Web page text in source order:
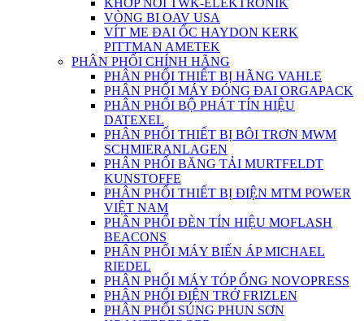
KHỚP NỐI TWK-ELEKTRONIK
VÒNG BI OAV USA
VÍT ME ĐAI ỐC HAYDON KERK
PITTMAN AMETEK
PHÂN PHỐI CHÍNH HÃNG
PHÂN PHỐI THIẾT BỊ HÃNG VAHLE
PHÂN PHỐI MÁY ĐÓNG ĐAI ORGAPACK
PHÂN PHỐI BỘ PHÁT TÍN HIỆU
DATEXEL
PHÂN PHỐI THIẾT BỊ BÔI TRƠN MWM
SCHMIERANLAGEN
PHÂN PHỐI BĂNG TẢI MURTFELDT
KUNSTOFFE
PHÂN PHỐI THIẾT BỊ ĐIỆN MTM POWER
VIỆT NAM
PHÂN PHỐI ĐÈN TÍN HIỆU MOFLASH
BEACONS
PHÂN PHỐI MÁY BIẾN ÁP MICHAEL
RIEDEL
PHÂN PHỐI MÁY TÓP ỐNG NOVOPRESS
PHÂN PHỐI ĐIỆN TRỞ FRIZLEN
PHÂN PHỐI SÚNG PHUN SƠN